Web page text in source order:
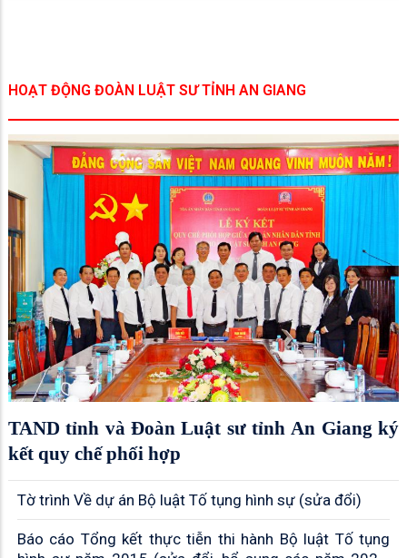
HOẠT ĐỘNG ĐOÀN LUẬT SƯ TỈNH AN GIANG
TAND tỉnh và Đoàn Luật sư tỉnh An Giang ký
kết quy chế phối hợp
Tờ trình Về dự án Bộ luật Tố tụng hình sự (sửa đổi)
Báo cáo Tổng kết thực tiễn thi hành Bộ luật Tố tụng